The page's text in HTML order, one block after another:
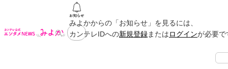
みよかからの「お知らせ」を見るには、
カンテレIDへの新規登録またはログインが必要